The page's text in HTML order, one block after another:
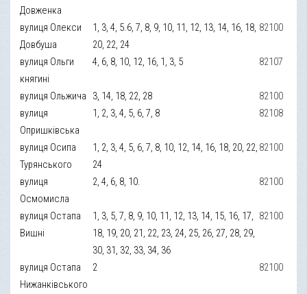
Довженка
вулиця Олекси
Довбуша
1, 3, 4, 5.6, 7, 8, 9, 10, 11, 12, 13, 14, 16, 18,
20, 22, 24
82100
вулиця Ольги
княгині
4, 6, 8, 10, 12, 16, 1, 3, 5 82107
вулиця Ольжича 3, 14, 18, 22, 28
82100
вулиця
Опришківська
1, 2, 3, 4, 5, 6, 7, 8 82108
вулиця Осипа
Турянського
1, 2, 3, 4, 5, 6, 7, 8, 10, 12, 14, 16, 18, 20, 22,
24
82100
вулиця
Осмомисла
2, 4, 6, 8, 10. 82100
вулиця Остапа
Вишні
1, 3, 5, 7, 8, 9, 10, 11, 12, 13, 14, 15, 16, 17,
18, 19, 20, 21, 22, 23, 24, 25, 26, 27, 28, 29,
30, 31, 32, 33, 34, 36
82100
вулиця Остапа
Нижанківського
2 82100